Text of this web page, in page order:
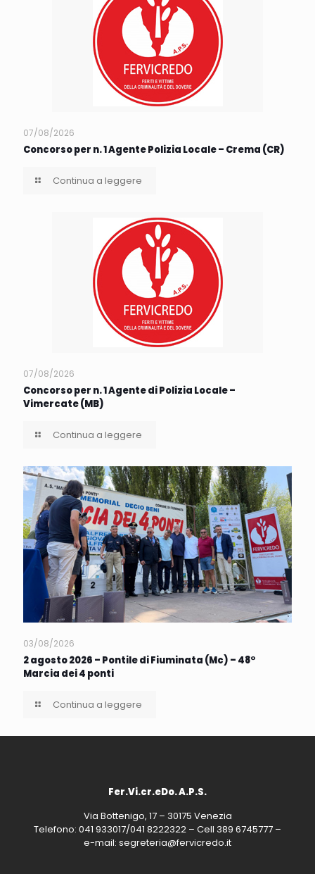
07/08/2026
Concorso per n. 1 Agente Polizia Locale – Crema (CR)
Continua a leggere
07/08/2026
Concorso per n. 1 Agente di Polizia Locale –
Vimercate (MB)
Continua a leggere
03/08/2026
2 agosto 2026 – Pontile di Fiuminata (Mc) – 48°
Marcia dei 4 ponti
Continua a leggere
Fer.Vi.cr.eDo. A.P.S.
Via Bottenigo, 17 – 30175 Venezia
Telefono: 041 933017/041 8222322 – Cell 389 6745777 –
e-mail: segreteria@fervicredo.it